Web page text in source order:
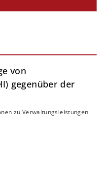
von
gegenüber der
zu Verwaltungsleistungen